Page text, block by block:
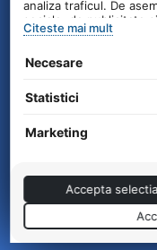
analiza traficul. De
sociale, de publicitate
modul în care folosiți
serviciilor lor.
Citeste mai mult
Necesare
Statistici
Marketing
Accepta selectia